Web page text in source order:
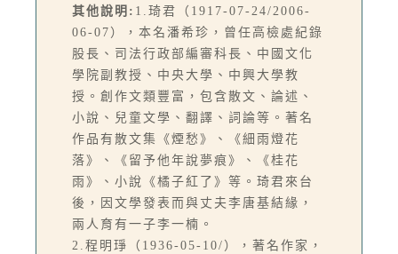
其他說明: 1.琦君（1917-07-24/2006-
06-07），本名潘希珍，曾任高檢處紀錄
股長、司法行政部編審科長、中國文化
學院副教授、中央大學、中興大學教
授。創作文類豐富，包含散文、論述、
小說、兒童文學、翻譯、詞論等。著名
作品有散文集《煙愁》、《細雨燈花
落》、《留予他年說夢痕》、《桂花
雨》、小說《橘子紅了》等。琦君來台
後，因文學發表而與丈夫李唐基結緣，
兩人育有一子李一楠。
2.程明琤（1936-05-10/），著名作家，